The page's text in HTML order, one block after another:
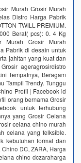
Murah Grosir Murah
Distro Harga Pabrik
TWILL PREMIUM.
Berat( pcs)‎: ‎0. 4 Kg
Murah Grosir Murah
Pabrik di desain untuk
jahitan yang kuat dan
ageragrosirdistro
Tempatnya, Beragam
Tampil Trendy. Tunggu
Profil | Facebook id
orang bernama Grosir
untuk terhubung
yang Grosir Celana
celana chino murah
celana yang felksible.
kebutuhan fоrmаl dаn
DC, ZARA, Harga
chino dczaraharga